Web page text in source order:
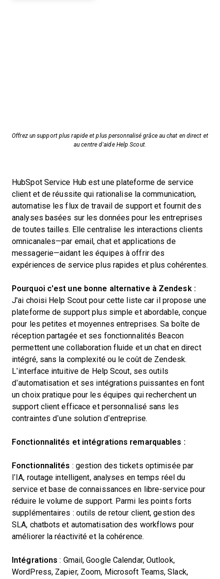
Offrez un support plus rapide et plus personnalisé grâce au chat en direct et
au centre d’aide Help Scout.
HubSpot Service Hub est une plateforme de service
client et de réussite qui rationalise la communication,
automatise les flux de travail de support et fournit des
analyses basées sur les données pour les entreprises
de toutes tailles. Elle centralise les interactions clients
omnicanales—par email, chat et applications de
messagerie—aidant les équipes à offrir des
expériences de service plus rapides et plus cohérentes.
Pourquoi c'est une bonne alternative à Zendesk :
J'ai choisi Help Scout pour cette liste car il propose une
plateforme de support plus simple et abordable, conçue
pour les petites et moyennes entreprises. Sa boîte de
réception partagée et ses fonctionnalités Beacon
permettent une collaboration fluide et un chat en direct
intégré, sans la complexité ou le coût de Zendesk.
L’interface intuitive de Help Scout, ses outils
d’automatisation et ses intégrations puissantes en font
un choix pratique pour les équipes qui recherchent un
support client efficace et personnalisé sans les
contraintes d’une solution d’entreprise.
Fonctionnalités et intégrations remarquables :
Fonctionnalités : gestion des tickets optimisée par
l’IA, routage intelligent, analyses en temps réel du
service et base de connaissances en libre-service pour
réduire le volume de support. Parmi les points forts
supplémentaires : outils de retour client, gestion des
SLA, chatbots et automatisation des workflows pour
améliorer la réactivité et la cohérence.
Intégrations : Gmail, Google Calendar, Outlook,
WordPress, Zapier, Zoom, Microsoft Teams, Slack,